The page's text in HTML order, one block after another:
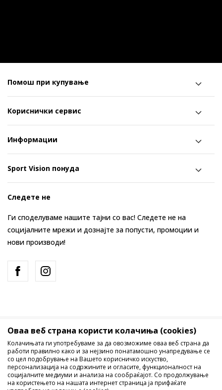
Помош при купување
Кориснички сервис
Информации
Sport Vision понуда
Следете не
Ги споделуваме нашите тајни со вас! Следете не на
социјалните мрежи и дознајте за попусти, промоции и
нови производи!
Македонија Промена
Оваа веб страна користи колачиња (cookies)
Колачињата ги употребуваме за да овозможиме оваа веб страна да
работи правилно како и за нејзино понатамошно унапредување се
со цел подобрување на Вашето корисничко искуство,
персонализација на содржините и огласите, функционалност на
социјалните медиуми и анализа на сообраќајот. Со продолжување
на користењето на нашата интернет страница ја прифаќате